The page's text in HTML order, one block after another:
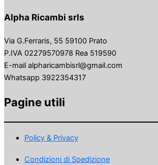
Alpha Ricambi srls
Via G.Ferraris, 55 59100 Prato
P.IVA 02279570978 Rea 519590
E-mail alpharicambisrl@gmail.com
Whatsapp 3922354317
Pagine utili
Policy & Privacy
Condizioni di Spedizione